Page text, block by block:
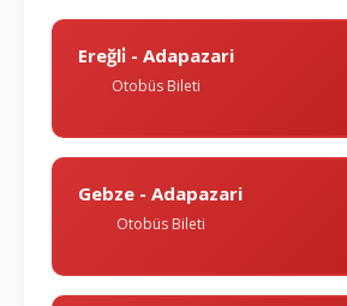
Ereğli̇ - Adapazari
Otobüs Bileti
Gebze - Adapazari
Otobüs Bileti